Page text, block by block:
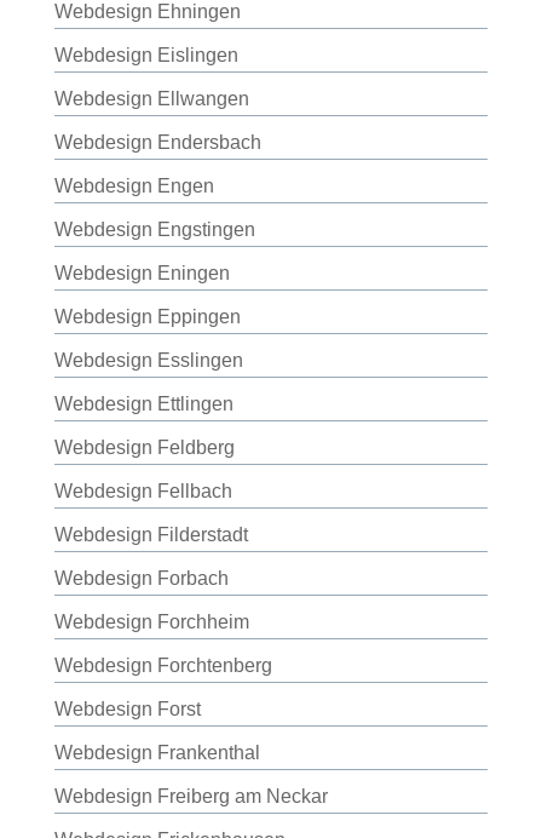
Webdesign Ehningen
Webdesign Eislingen
Webdesign Ellwangen
Webdesign Endersbach
Webdesign Engen
Webdesign Engstingen
Webdesign Eningen
Webdesign Eppingen
Webdesign Esslingen
Webdesign Ettlingen
Webdesign Feldberg
Webdesign Fellbach
Webdesign Filderstadt
Webdesign Forbach
Webdesign Forchheim
Webdesign Forchtenberg
Webdesign Forst
Webdesign Frankenthal
Webdesign Freiberg am Neckar